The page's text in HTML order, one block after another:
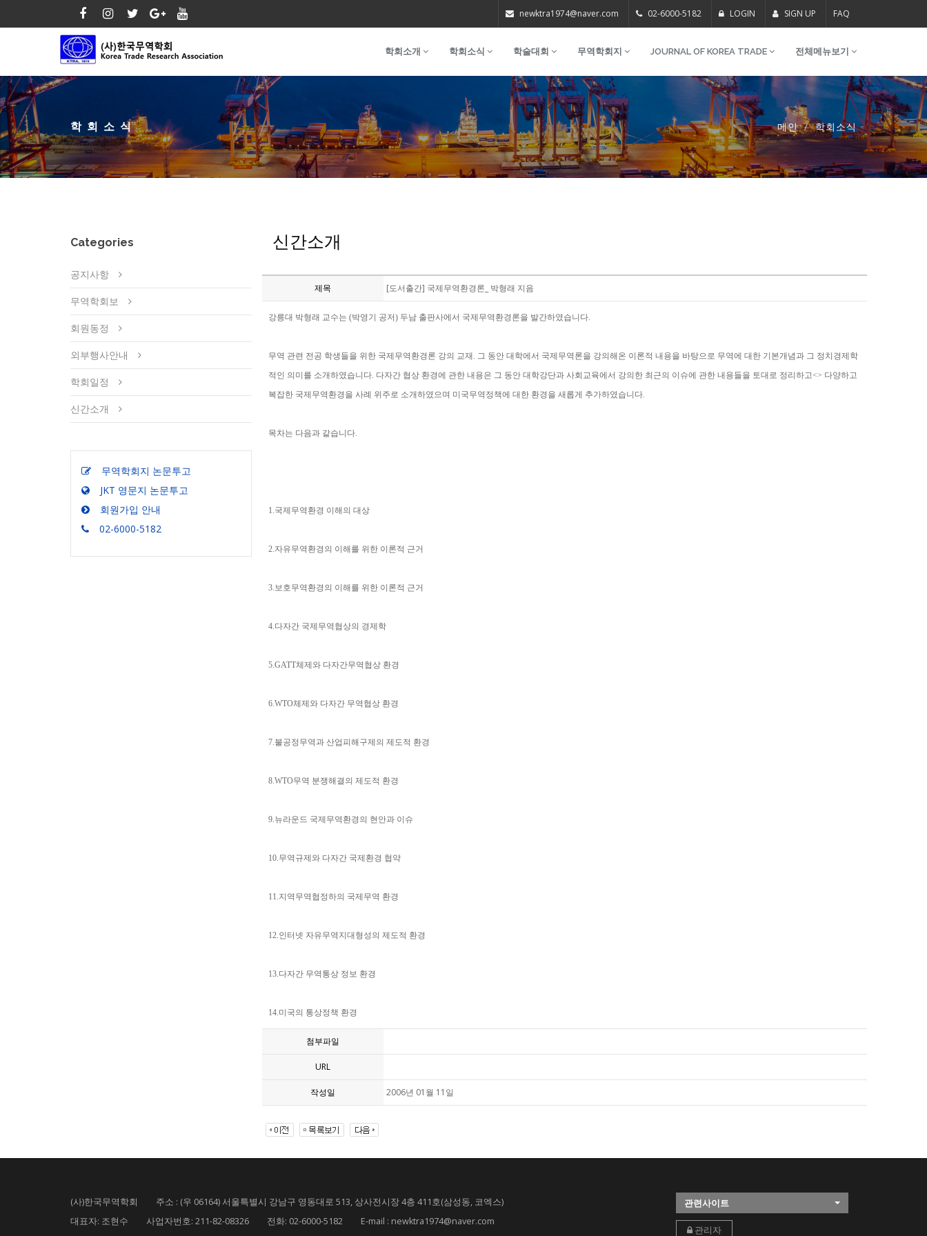
newktra1974@naver.com 02-6000-5182 LOGIN SIGN UP FAQ
학회소개 학회소식 학술대회 무역학회지 JOURNAL OF KOREA TRADE 전체메뉴보기
학회소식 메인 학회소식
Categories
공지사항
무역학회보
회원동정
외부행사안내
학회일정
신간소개
무역학회지 논문투고
JKT 영문지 논문투고
회원가입 안내
02-6000-5182
신간소개
제목 [도서출간] 국제무역환경론_ 박형래 지음
강릉대 박형래 교수는 (박영기 공저) 두남 출판사에서 국제무역환경론을 발간하였습니다.
무역 관련 전공 학생들을 위한 국제무역환경론 강의 교재. 그 동안 대학에서 국제무역론을 강의해온 이론적 내용을 바탕으로 무역에 대한 기본개념과 그 정치경제학
적인 의미를 소개하였습니다. 다자간 협상 환경에 관한 내용은 그 동안 대학강단과 사회교육에서 강의한 최근의 이슈에 관한 내용들을 토대로 정리하고<> 다양하고
복잡한 국제무역환경을 사례 위주로 소개하였으며 미국무역정책에 대한 환경을 새롭게 추가하였습니다.
목차는 다음과 같습니다.
1.국제무역환경 이해의 대상
2.자유무역환경의 이해를 위한 이론적 근거
3.보호무역환경의 이해를 위한 이론적 근거
4.다자간 국제무역협상의 경제학
5.GATT체제와 다자간무역협상 환경
6.WTO체제와 다자간 무역협상 환경
7.불공정무역과 산업피해구제의 제도적 환경
8.WTO무역 분쟁해결의 제도적 환경
9.뉴라운드 국제무역환경의 현안과 이슈
10.무역규제와 다자간 국제환경 협약
11.지역무역협정하의 국제무역 환경
12.인터넷 자유무역지대형성의 제도적 환경
13.다자간 무역통상 정보 환경
14.미국의 통상정책 환경
첨부파일
URL
작성일 2006년 01월 11일
(사)한국무역학회 주소 : (우 06164) 서울특별시 강남구 영동대로 513, 상사전시장 4층 411호(삼성동, 코엑스)
대표자: 조현수 사업자번호: 211-82-08326 전화: 02-6000-5182 E-mail : newktra1974@naver.com
관련사이트
관리자